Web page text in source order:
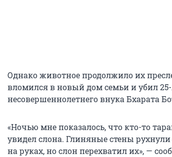
Однако животное продолжило их
вломился в новый дом семьи и убил
несовершеннолетнего внука Бхарата
«Ночью мне показалось, что кто-то
увидел слона. Глиняные стены
на руках, но слон перехватил их», —